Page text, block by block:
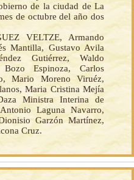
de la ciudad de La
de octubre del año dos
VELTZE, Armando
Mantilla, Gustavo Avila
Gutiérrez, Waldo
Espinoza, Carlos
Mario Moreno Viruéz,
Maria Cristina Mejía
Ministra Interina de
Laguna Navarro,
Garzón Martínez,
Cruz.